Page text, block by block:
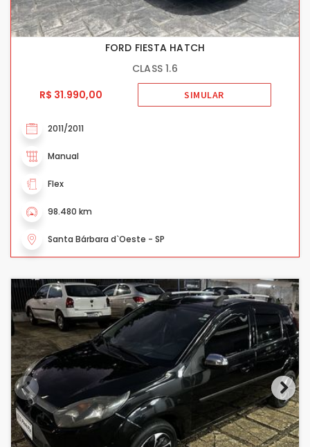
FORD FIESTA HATCH
CLASS 1.6
R$ 31.990,00
SIMULAR
2011/2011
Manual
Flex
98.480 km
Santa Bárbara d`Oeste - SP